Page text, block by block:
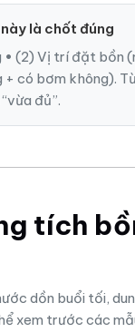
là chốt đúng
• (2) Vị trí đặt
có bơm không).
đủ”.
tích
dồn buổi tối,
xem trước các